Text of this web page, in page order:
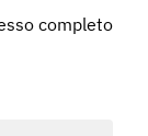
completo